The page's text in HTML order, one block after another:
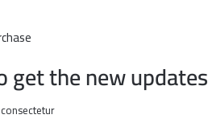
the new updates!